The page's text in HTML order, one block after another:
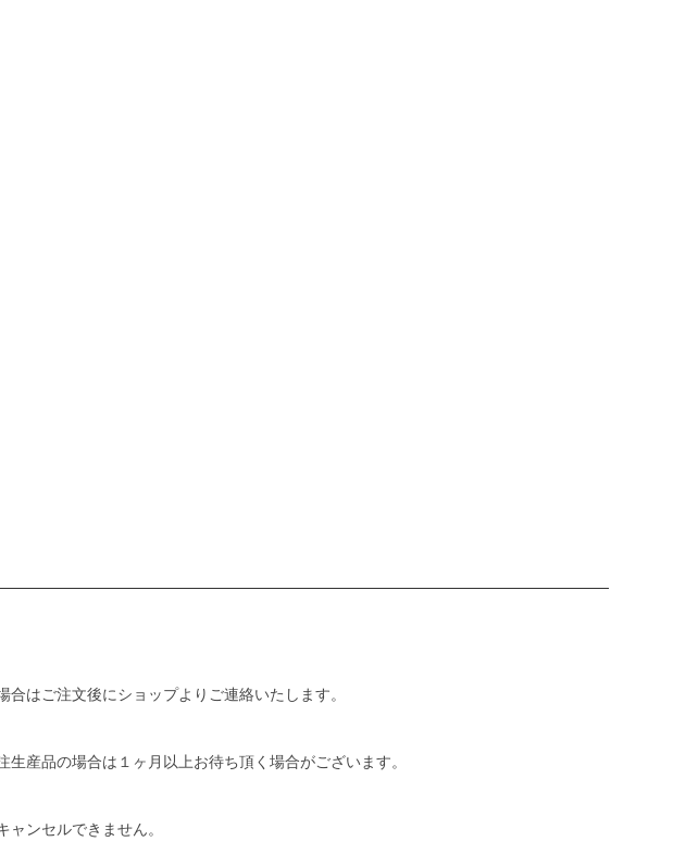
はご注文後にショップよりご連絡いたします。
産品の場合は１ヶ月以上お待ち頂く場合がございます。
ンセルできません。